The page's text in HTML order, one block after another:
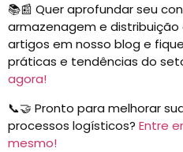
📚📰 Quer aprofundar seu
armazenagem e distribuição
artigos em nosso blog e
práticas e tendências do
agora!
📞🤝 Pronto para melhorar
processos logísticos? Entre
mesmo!